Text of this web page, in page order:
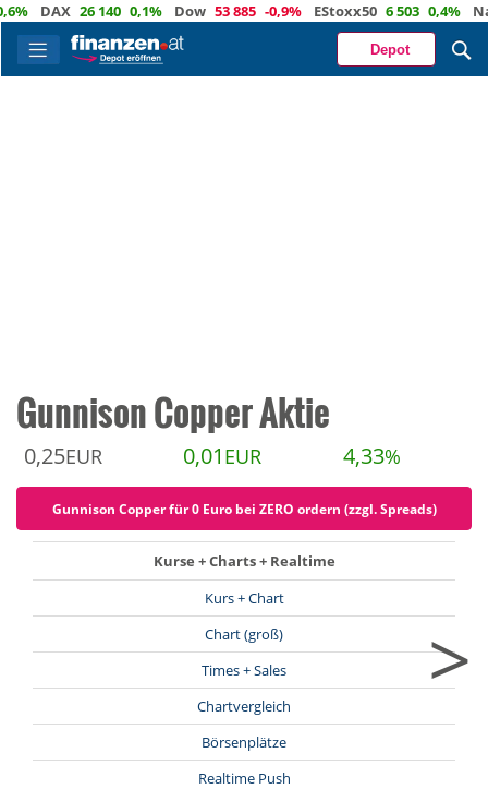
DAX 26 140 0,1% Dow 53 885 -0,9% EStoxx50 6 503 0,4%
Depot
Gunnison Copper Aktie
0,25EUR 0,01 EUR 4,33%
Gunnison Copper für 0 Euro bei ZERO ordern (zzgl. Spreads)
Kurse + Charts + Realtime
Kurs + Chart
Chart (groß)
Times + Sales
Chartvergleich
Börsenplätze
Realtime Push
>